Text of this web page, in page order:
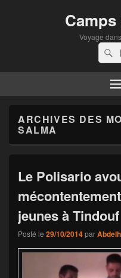
Voyage
ARCHIVES DES
SALMA
Le Polisario
jeunes à Tindouf
Posté le 29/10/2014par